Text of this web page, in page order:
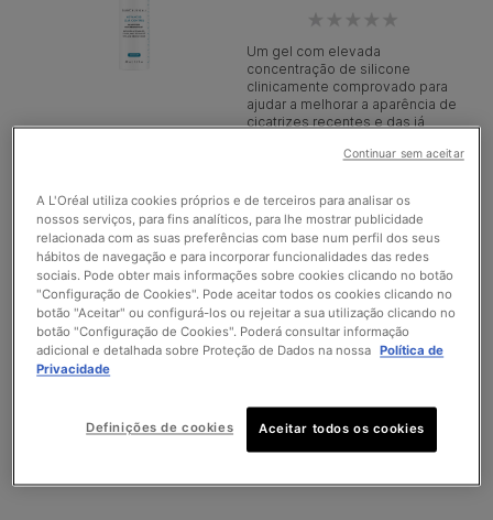
Um gel com elevada
concentração de silicone
clinicamente comprovado para
ajudar a melhorar a aparência de
cicatrizes recentes e das já
ANTIOXIDANT LIP
REPAIR
Tratamento reconstituinte para
lábios danificados e/ou
TIPO DE PELE >
A L'Oréal utiliza cookies próprios e de terceiros para analisar os
nossos serviços, para fins analíticos, para lhe mostrar publicidade
relacionada com as suas preferências com base num perfil dos seus
hábitos de navegação e para incorporar funcionalidades das redes
sociais. Pode obter mais informações sobre cookies clicando no botão
"Configuração de Cookies". Pode aceitar todos os cookies clicando no
botão "Aceitar" ou configurá-los ou rejeitar a sua utilização clicando no
botão "Configuração de Cookies". Poderá consultar informação
adicional e detalhada sobre Proteção de Dados na nossa Política de
Privacidade
Definições de cookies Aceitar todos os cookies
Continuar sem aceitar